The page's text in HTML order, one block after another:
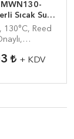
Sıcak Su
130°C, Reed
+ KDV